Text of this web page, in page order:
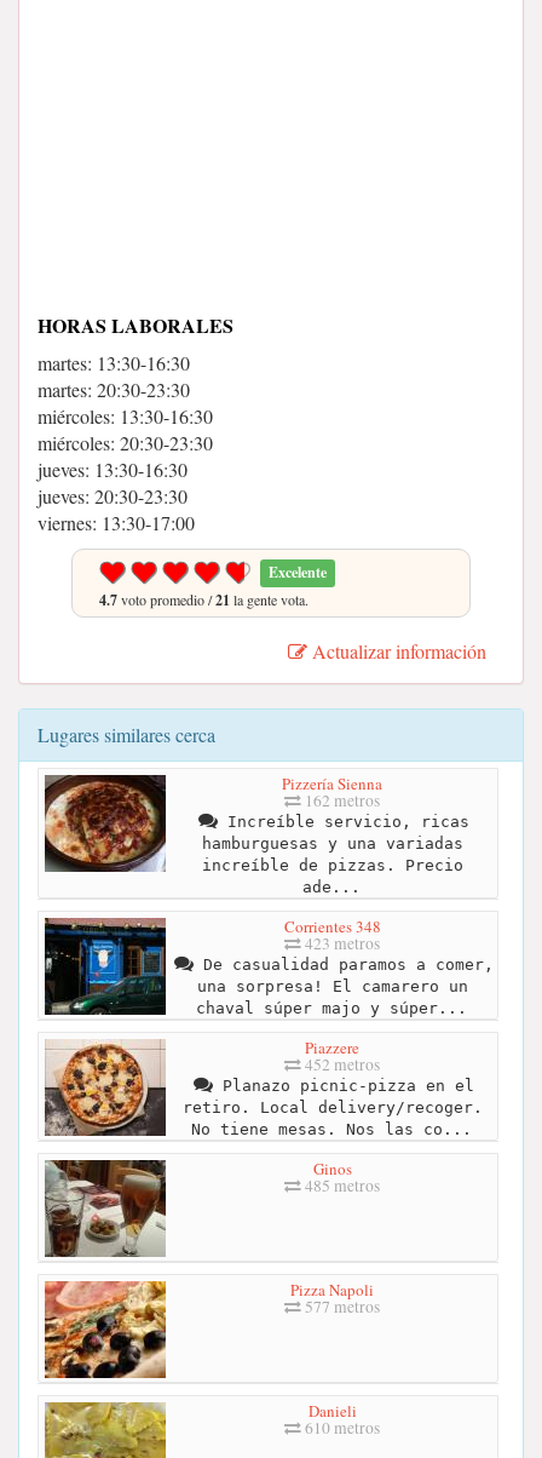
HORAS LABORALES
martes: 13:30-16:30
martes: 20:30-23:30
miércoles: 13:30-16:30
miércoles: 20:30-23:30
jueves: 13:30-16:30
jueves: 20:30-23:30
viernes: 13:30-17:00
Excelente
4.7voto promedio /21 la gente vota.
Actualizar información
Lugares similares cerca
Pizzería Sienna
162 metros
Increíble servicio, ricas
hamburguesas y una variadas
increíble de pizzas. Precio
ade...
Corrientes 348
423 metros
De casualidad paramos a comer,
una sorpresa! El camarero un
chaval súper majo y súper...
Piazzere
452 metros
Planazo picnic-pizza en el
retiro. Local delivery/recoger.
No tiene mesas. Nos las co...
Ginos
485 metros
Pizza Napoli
577 metros
Danieli
610 metros